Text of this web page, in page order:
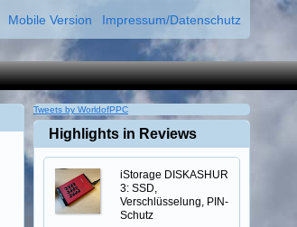
Mobile Version Impressum/Datenschutz
Tweets by WorldofPPC
Highlights in Reviews
iStorage DISKASHUR
3: SSD,
Verschlüsselung, PIN-
Schutz